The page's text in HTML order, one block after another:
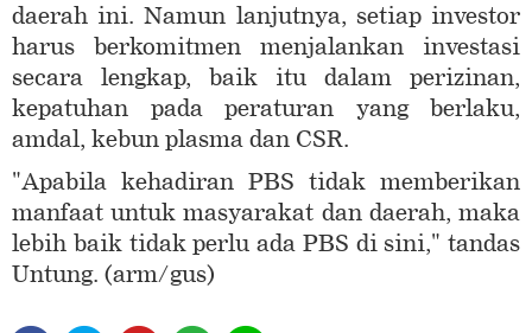
daerah ini. Namun lanjutnya, setiap investor
harus berkomitmen menjalankan investasi
secara lengkap, baik itu dalam perizinan,
kepatuhan pada peraturan yang berlaku,
amdal, kebun plasma dan CSR.
"Apabila kehadiran PBS tidak memberikan
manfaat untuk masyarakat dan daerah, maka
lebih baik tidak perlu ada PBS di sini," tandas
Untung. (arm/gus)